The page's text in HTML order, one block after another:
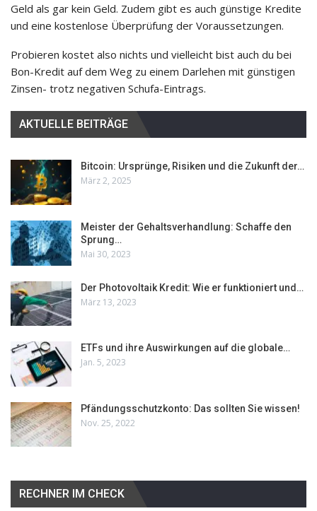
Geld als gar kein Geld. Zudem gibt es auch günstige Kredite
und eine kostenlose Überprüfung der Voraussetzungen.
Probieren kostet also nichts und vielleicht bist auch du bei
Bon-Kredit auf dem Weg zu einem Darlehen mit günstigen
Zinsen- trotz negativen Schufa-Eintrags.
AKTUELLE BEITRÄGE
Bitcoin: Ursprünge, Risiken und die Zukunft der…
März 2, 2025
Meister der Gehaltsverhandlung: Schaffe den
Sprung…
Mai 30, 2023
Der Photovoltaik Kredit: Wie er funktioniert und…
März 13, 2023
ETFs und ihre Auswirkungen auf die globale…
Jan. 5, 2023
Pfändungsschutzkonto: Das sollten Sie wissen!
Nov. 25, 2022
RECHNER IM CHECK